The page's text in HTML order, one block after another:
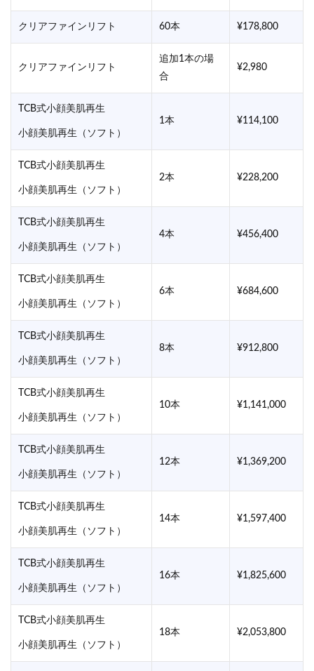
クリアファインリフト 60本 ¥178,800
クリアファインリフト
追加1本の場
合
¥2,980
TCB式小顔美肌再生
小顔美肌再生（ソフト）
1本 ¥114,100
TCB式小顔美肌再生
小顔美肌再生（ソフト）
2本 ¥228,200
TCB式小顔美肌再生
小顔美肌再生（ソフト）
4本 ¥456,400
TCB式小顔美肌再生
小顔美肌再生（ソフト）
6本 ¥684,600
TCB式小顔美肌再生
小顔美肌再生（ソフト）
8本 ¥912,800
TCB式小顔美肌再生
小顔美肌再生（ソフト）
10本 ¥1,141,000
TCB式小顔美肌再生
小顔美肌再生（ソフト）
12本 ¥1,369,200
TCB式小顔美肌再生
小顔美肌再生（ソフト）
14本 ¥1,597,400
TCB式小顔美肌再生
小顔美肌再生（ソフト）
16本 ¥1,825,600
TCB式小顔美肌再生
小顔美肌再生（ソフト）
18本 ¥2,053,800